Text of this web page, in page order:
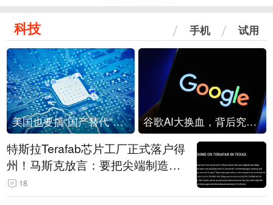
科技 手机 试用
美国也要搞“国产替代”？先算清三笔账 谷歌AI大换血，背后究竟发生了什么？
特斯拉Terafab芯片工厂正式落户得
州！马斯克放言：要把尖端制造带
回美国
18